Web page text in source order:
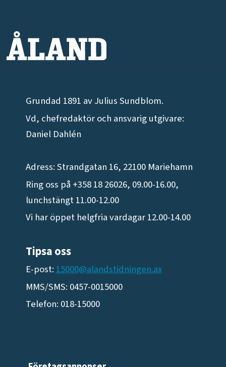
Grundad 1891 av Julius Sundblom.
Vd, chefredaktör och ansvarig utgivare:
Daniel Dahlén
Adress: Strandgatan 16, 22100 Mariehamn
Ring oss på +358 18 26026, 09.00-16.00,
lunchstängt 11.00-12.00
Vi har öppet helgfria vardagar 12.00-14.00
Tipsa oss
E-post: 15000@alandstidningen.ax
MMS/SMS: 0457-0015000
Telefon: 018-15000